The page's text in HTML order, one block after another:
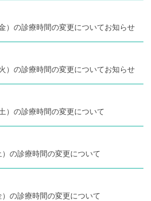
）の診療時間の変更についてお知らせ
）の診療時間の変更についてお知らせ
）の診療時間の変更について
の診療時間の変更について
の診療時間の変更について